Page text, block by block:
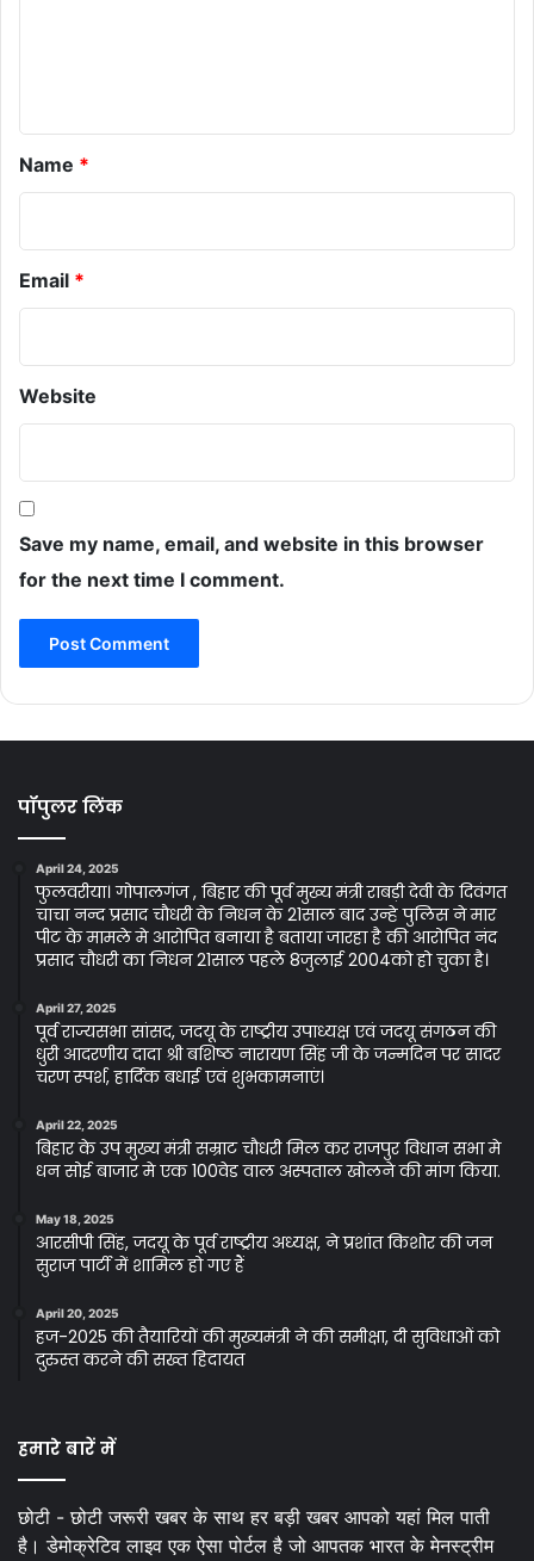
Name *
Email *
Website
Save my name, email, and website in this browser
for the next time I comment.
पॉपुलर लिंक
April 24, 2025
फुलवरीया। गोपालगंज , बिहार की पूर्व मुख्य मंत्री राबड़ी देवी के दिवंगत
चाचा नन्द प्रसाद चौधरी के निधन के 21साल बाद उन्हे पुलिस ने मार
पीट के मामले मे आरोपित बनाया है बताया जारहा है की आरोपित नंद
प्रसाद चौधरी का निधन 21साल पहले 8जुलाई 2004को हो चुका है।
April 27, 2025
पूर्व राज्यसभा सांसद, जदयू के राष्ट्रीय उपाध्यक्ष एवं जदयू संगठन की
धुरी आदरणीय दादा श्री बशिष्ठ नारायण सिंह जी के जन्मदिन पर सादर
चरण स्पर्श, हार्दिक बधाई एवं शुभकामनाएं।
April 22, 2025
बिहार के उप मुख्य मंत्री सम्राट चौधरी मिल कर राजपुर विधान सभा मे
धन सोई बाजार मे एक 100वेड वाल अस्पताल खोलने की मांग किया.
May 18, 2025
आरसीपी सिंह, जदयू के पूर्व राष्ट्रीय अध्यक्ष, ने प्रशांत किशोर की जन
सुराज पार्टी में शामिल हो गए हैं
April 20, 2025
हज-2025 की तैयारियों की मुख्यमंत्री ने की समीक्षा, दी सुविधाओं को
दुरुस्त करने की सख्त हिदायत
हमारे बारें में
छोटी - छोटी जरूरी खबर के साथ हर बड़ी खबर आपको यहां मिल पाती
है। डेमोक्रेटिव लाइव एक ऐसा पोर्टल है जो आपतक भारत के मेनस्ट्रीम